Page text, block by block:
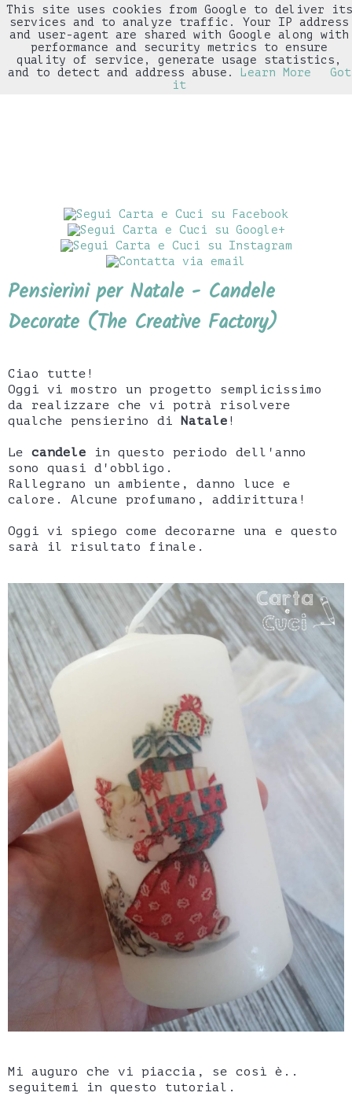
▼
Pensierini per Natale - Candele
Decorate (The Creative Factory)
Ciao tutte!
Oggi vi mostro un progetto semplicissimo
da realizzare che vi potrà risolvere
qualche pensierino di Natale !
Le candele
in questo periodo dell'anno
sono quasi d'obbligo.
Rallegrano un ambiente, danno luce e
calore. Alcune profumano, addirittura!
Oggi vi spiego come decorarne una e questo
sarà il risultato finale.
Mi auguro che vi piaccia, se così è..
seguitemi in questo tutorial.
This site uses cookies from Google to deliver its
services and to analyze traffic. Your IP address
and user-agent are shared with Google along with
performance and security metrics to ensure
quality of service, generate usage statistics,
and to detect and address abuse.
Learn More
Got
it